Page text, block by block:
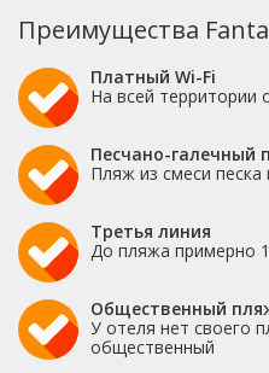
Преимущества
Платный Wi-Fi
На всей территории
Песчано-галечный
Пляж из смеси песка
Третья линия
До пляжа примерно
Общественный
У отеля нет своего
общественный